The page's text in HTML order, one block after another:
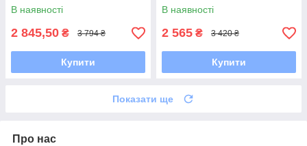
В наявності
2 845,50 ₴ 3 794 ₴
Купити
В наявності
2 565 ₴ 3 420 ₴
Купити
Показати ще
Про нас